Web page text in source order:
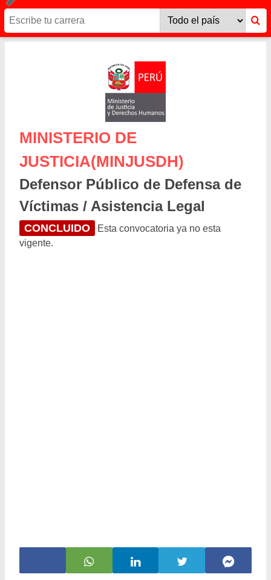
MINISTERIO DE
JUSTICIA(MINJUSDH)
Defensor Público de Defensa de
Víctimas / Asistencia Legal
CONCLUIDO
Esta convocatoria ya no esta
vigente.